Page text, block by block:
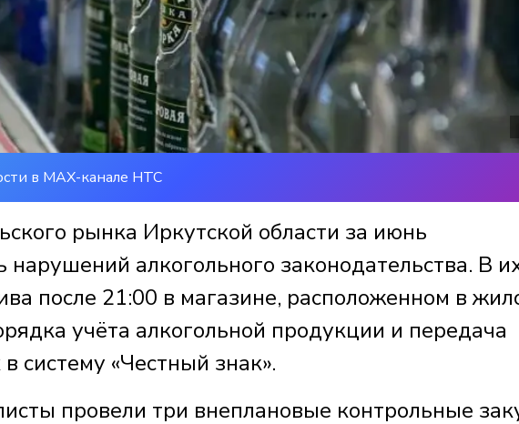
в MAX-канале НТС
рынка Иркутской области за июнь
нарушений алкогольного законодательства. В
после 21:00 в магазине, расположенном в
учёта алкогольной продукции и передача
систему «Честный знак».
провели три внеплановые контрольные